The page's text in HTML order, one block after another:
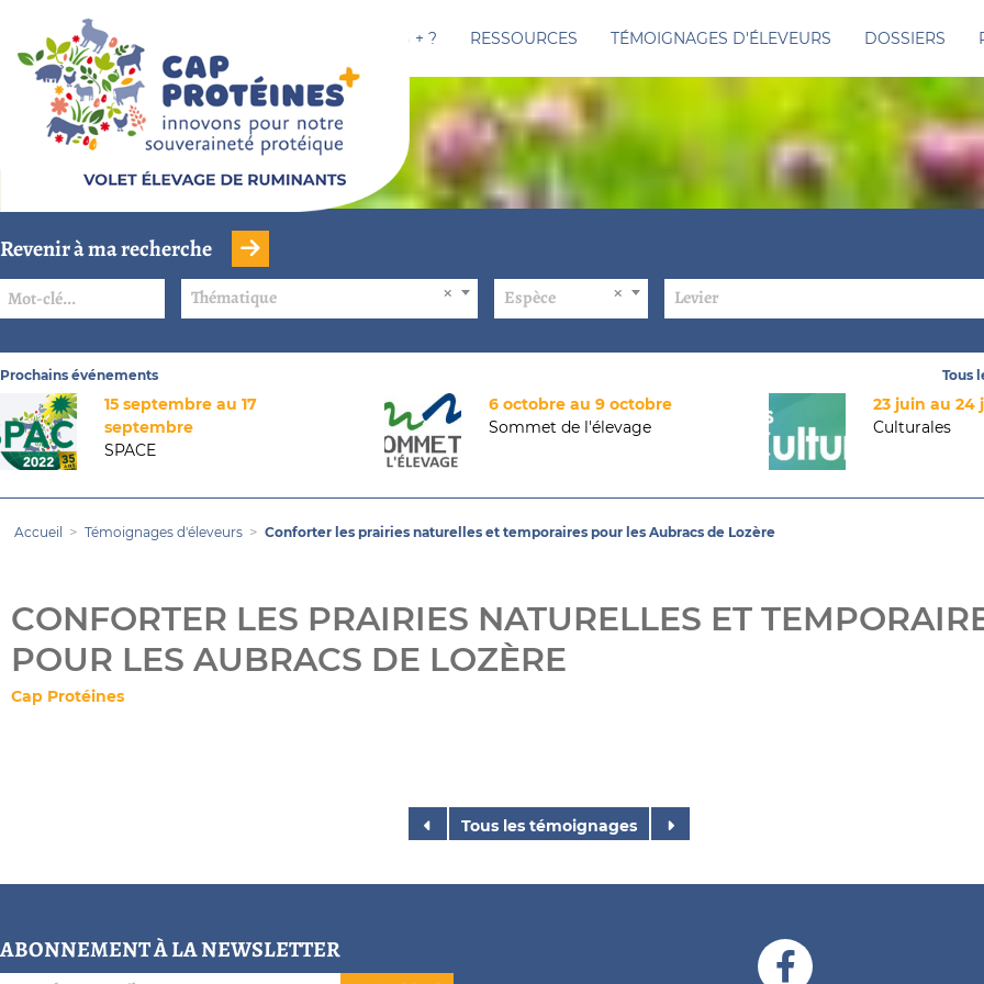
CAP PROTÉINES + ? RESSOURCES TÉMOIGNAGES D'ÉLEVEURS DOSSIERS
Revenir à ma recherche
Thématique Espèce Levier
Prochains événements
15 septembre au 17
septembre
SPACE
6 octobre au 9 octobre
Sommet de l'élevage
23 juin au 24
Culturales
Tous
Accueil Témoignages d'éleveurs Conforter les prairies naturelles et temporaires pour les Aubracs de Lozère
CONFORTER LES PRAIRIES NATURELLES ET
POUR LES AUBRACS DE LOZÈRE
Cap Protéines
Tous les témoignages
ABONNEMENT À LA NEWSLETTER